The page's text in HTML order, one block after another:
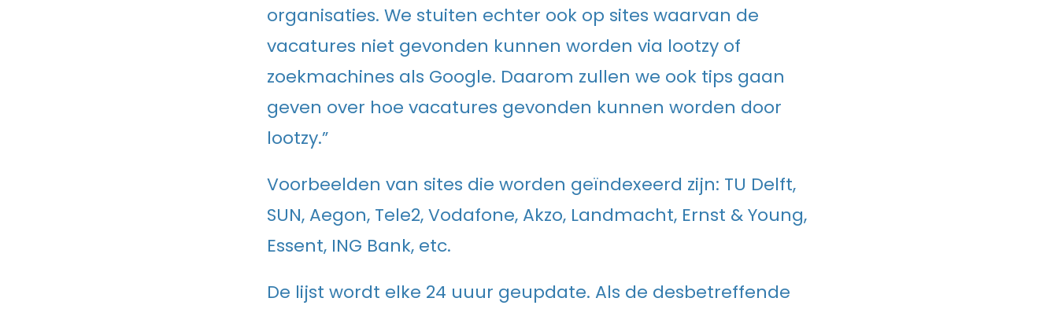
organisaties. We stuiten echter ook op sites waarvan de
vacatures niet gevonden kunnen worden via lootzy of
zoekmachines als Google. Daarom zullen we ook tips gaan
geven over hoe vacatures gevonden kunnen worden door
lootzy.”
Voorbeelden van sites die worden geïndexeerd zijn: TU Delft,
SUN, Aegon, Tele2, Vodafone, Akzo, Landmacht, Ernst & Young,
Essent, ING Bank, etc.
De lijst wordt elke 24 uuur geupdate. Als de desbetreffende